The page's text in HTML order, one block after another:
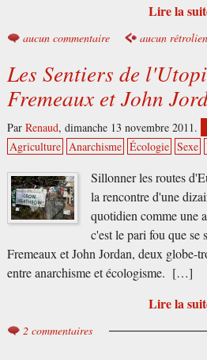
Lire la
aucun commentaire aucun rétrolien
Les Sentiers de
Fremeaux et John
Par Renaud, dimanche 13 novembre 2011.
Agriculture Anarchisme Écologie Sexe
Sillonner les routes
la rencontre d'une
quotidien comme une
c'est le pari fou que se
Fremeaux et John Jordan, deux globe-
entre anarchisme et écologisme. […]
Lire la
2 commentaires